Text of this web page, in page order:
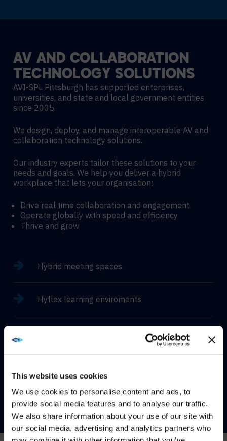
This website uses cookies
We use cookies to personalise content and ads, to
provide social media features and to analyse our traffic.
We also share information about your use of our site with
our social media, advertising and analytics partners who
AV AND COLLABORATION
TECHNOLOGY SOLUTIONS
AVI-SPL Pittsburgh has supported enterprises,
universities, and state and local government entities
since 2005.
We design, deploy, and manage interoperable AV and
collaboration technology solutions.
Our industry experts tailor these solutions to your
needs and goals. We help you deliver a hybrid
workplace that lets your organisation:
Drive real time collaboration and engagement
Operate globally with speed and efficiency
Thrive and grow
Hybrid meeting spaces
Hyflex learning enviroments
CONTACT
WE NOTICED YOU'RE IN USA.